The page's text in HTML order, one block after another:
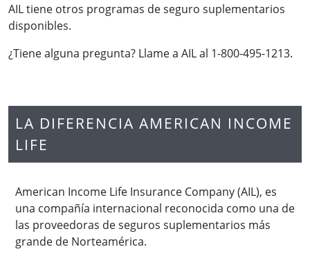
AIL tiene otros programas de seguro suplementarios
disponibles.
¿Tiene alguna pregunta? Llame a AIL al 1-800-495-1213.
LA DIFERENCIA AMERICAN INCOME
LIFE
American Income Life Insurance Company (AIL), es
una compañía internacional reconocida como una de
las proveedoras de seguros suplementarios más
grande de Norteamérica.